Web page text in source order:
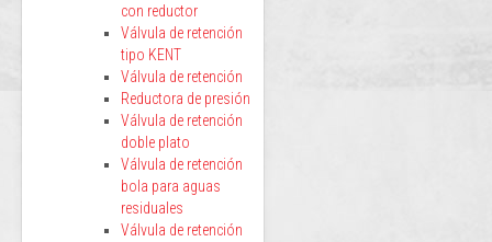
con reductor
Válvula de retención
tipo KENT
Válvula de retención
Reductora de presión
Válvula de retención
doble plato
Válvula de retención
bola para aguas
residuales
Válvula de retención